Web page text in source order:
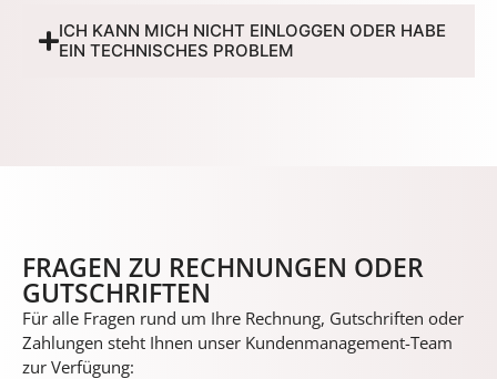
ICH KANN MICH NICHT EINLOGGEN ODER HABE
EIN TECHNISCHES PROBLEM
FRAGEN ZU RECHNUNGEN ODER
GUTSCHRIFTEN
Für alle Fragen rund um Ihre Rechnung, Gutschriften oder
Zahlungen steht Ihnen unser Kundenmanagement-Team
zur Verfügung: